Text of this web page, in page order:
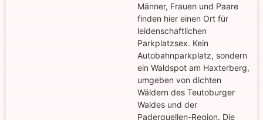
Männer, Frauen und Paare
finden hier einen Ort für
leidenschaftlichen
Parkplatzsex. Kein
Autobahnparkplatz, sondern
ein Waldspot am Haxterberg,
umgeben von dichten
Wäldern des Teutoburger
Waldes und der
Paderquellen-Region. Die